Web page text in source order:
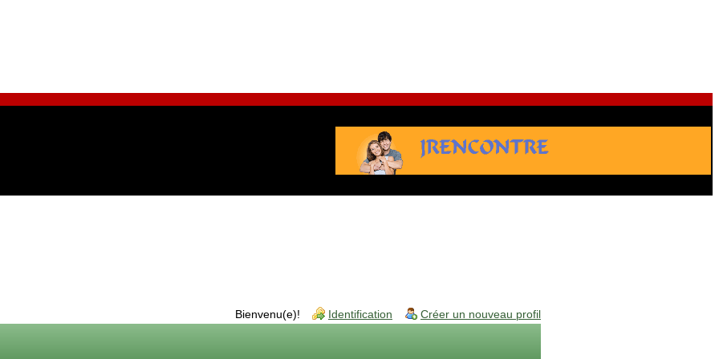
Bienvenu(e)! Identification Créer un nouveau profil